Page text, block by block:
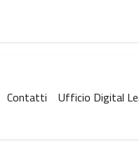
Ufficio Digital
Contatti